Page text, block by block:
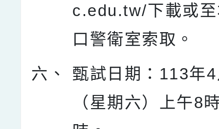
c.edu.tw/下載或
口警衛室索取。
六、
甄試日期：113年
（星期六）上午8